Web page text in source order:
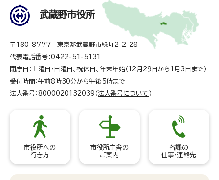
武蔵野市役所
〒180-8777 東京都武蔵野市緑町2-2-28
代表電話番号：0422-51-5131
閉庁日：土曜日・日曜日、祝休日、年末年始（12月29日から1月3日まで）
受付時間：午前8時30分から午後5時まで
法人番号：8000020132039（ 法人番号について ）
市役所への
行き方
市役所庁舎の
ご案内
各課の
仕事・連絡先